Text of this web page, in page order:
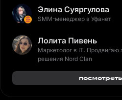
Элина Суяргулова
SMM-менеджер в Уфанет
Лолита Пивень
Маркетолог в IT. Продвигаю
решения Nord Clan